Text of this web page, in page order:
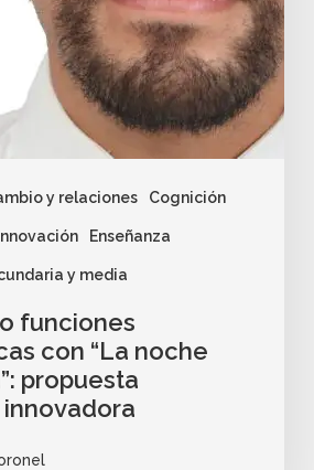
y relaciones Cognición
Enseñanza
y media
funciones
con “La noche
propuesta